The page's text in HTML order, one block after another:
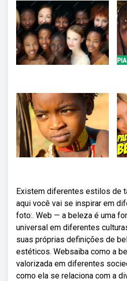
Existem diferentes estilos de
aqui você vai se inspirar em
foto:. Web — a beleza é uma
universal em diferentes
suas próprias definições de
estéticos. Websaiba como a
valorizada em diferentes
como ela se relaciona com a